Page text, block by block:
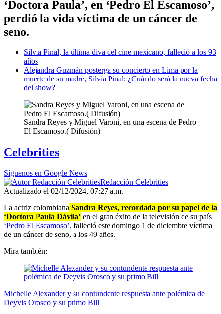
‘Doctora Paula’, en ‘Pedro El Escamoso’,
perdió la vida víctima de un cáncer de
seno.
Silvia Pinal, la última diva del cine mexicano, falleció a los 93
años
Alejandra Guzmán posterga su concierto en Lima por la
muerte de su madre, Silvia Pinal: ¿Cuándo será la nueva fecha
del show?
Sandra Reyes y Miguel Varoni, en una escena de Pedro
El Escamoso.( Difusión)
Celebrities
Síguenos en Google News
Redacción Celebrities
Actualizado el 02/12/2024, 07:27 a.m.
La actriz colombiana Sandra Reyes, recordada por su papel de la
‘Doctora Paula Dávila’ en el gran éxito de la televisión de su país
‘Pedro El Escamoso’, falleció este domingo 1 de diciembre víctima
de un cáncer de seno, a los 49 años.
Mira también:
Michelle Alexander y su contundente respuesta ante polémica de
Deyvis Orosco y su primo Bill